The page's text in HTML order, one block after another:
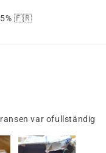
5% 🇫🇷
var ofullständig